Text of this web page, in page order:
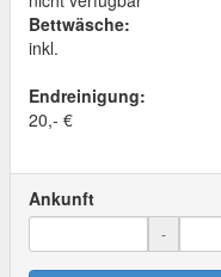
Bettwäsche:
inkl.
Endreinigung:
20,- €
Ankunft
-